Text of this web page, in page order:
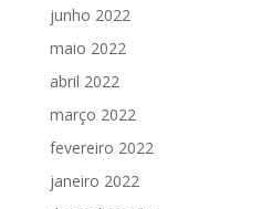
junho 2022
maio 2022
abril 2022
março 2022
fevereiro 2022
janeiro 2022